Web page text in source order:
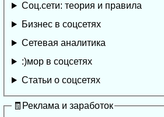
Соц.сети: теория и правила
Бизнес в соцсетях
Сетевая аналитика
:)мор в соцсетях
Статьи о соцсетях
🧾Реклама и заработок